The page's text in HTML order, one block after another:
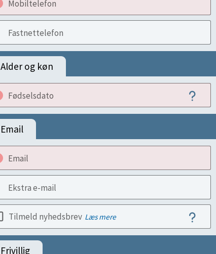
Mobiltelefon
Fastnettelefon
Alder og køn
Fødselsdato
Email
Email
Ekstra e-mail
Tilmeld nyhedsbrev Læs mere
Frivillig